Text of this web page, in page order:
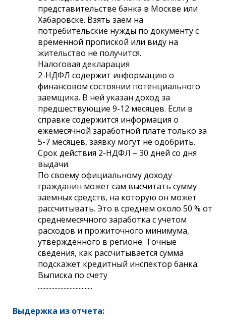
представительстве банка в Москве или
Хабаровске. Взять заем на
потребительские нужды по документу с
временной пропиской или виду на
жительство не получится.
Налоговая декларация
2-НДФЛ содержит информацию о
финансовом состоянии потенциального
заемщика. В ней указан доход за
предшествующие 9-12 месяцев. Если в
справке содержится информация о
ежемесячной заработной плате только за
5-7 месяцев, заявку могут не одобрить.
Срок действия 2-НДФЛ – 30 дней со дня
выдачи.
По своему официальному доходу
гражданин может сам высчитать сумму
заемных средств, на которую он может
рассчитывать. Это в среднем около 50 % от
среднемесячного заработка с учетом
расходов и прожиточного минимума,
утвержденного в регионе. Точные
сведения, как рассчитывается сумма
подскажет кредитный инспектор банка.
Выписка по счету
....................................
Выдержка из отчета: